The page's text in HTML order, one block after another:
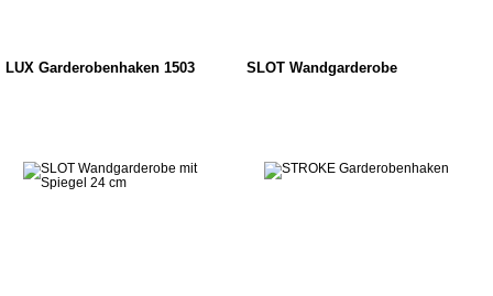
LUX Garderobenhaken 1503 SLOT Wandgarderobe